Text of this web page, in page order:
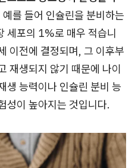
예를 들어 인슐린을 분비하는
세포의 1%로 매우 적습니
이전에 결정되며, 그 이후부
재생되지 않기 때문에 나이
생 능력이나 인슐린 분비 능
성이 높아지는 것입니다.